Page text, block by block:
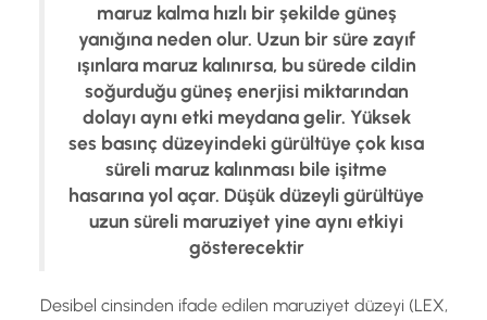
maruz kalma hızlı bir şekilde güneş
yanığına neden olur. Uzun bir süre zayıf
ışınlara maruz kalınırsa, bu sürede cildin
soğurduğu güneş enerjisi miktarından
dolayı aynı etki meydana gelir. Yüksek
ses basınç düzeyindeki gürültüye çok kısa
süreli maruz kalınması bile işitme
hasarına yol açar. Düşük düzeyli gürültüye
uzun süreli maruziyet yine aynı etkiyi
gösterecektir
Desibel cinsinden ifade edilen maruziyet düzeyi (LEX,